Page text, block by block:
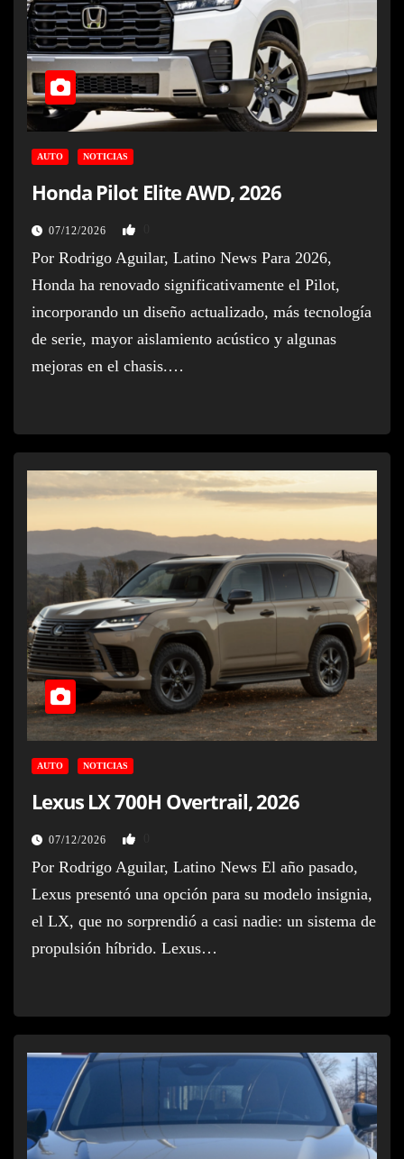
AUTO NOTICIAS
Honda Pilot Elite AWD, 2026
07/12/2026
Por Rodrigo Aguilar, Latino News Para 2026,
Honda ha renovado significativamente el Pilot,
incorporando un diseño actualizado, más tecnología
de serie, mayor aislamiento acústico y algunas
mejoras en el chasis.…
AUTO NOTICIAS
Lexus LX 700H Overtrail, 2026
07/12/2026
Por Rodrigo Aguilar, Latino News El año pasado,
Lexus presentó una opción para su modelo insignia,
el LX, que no sorprendió a casi nadie: un sistema de
propulsión híbrido. Lexus…